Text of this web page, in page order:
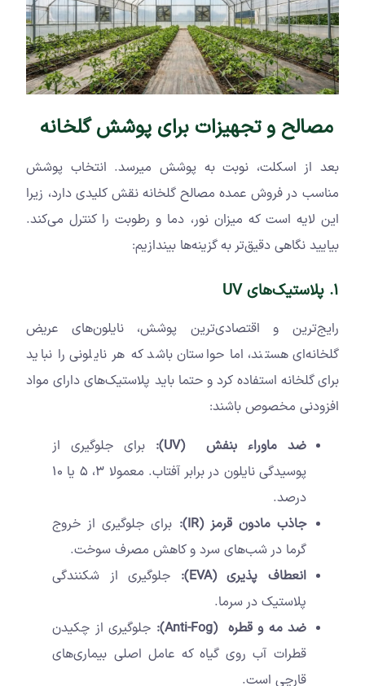
مصالح و تجهیزات برای پوشش گلخانه
بعد از اسکلت، نوبت به پوشش میرسد. انتخاب پوشش
مناسب در فروش عمده مصالح گلخانه نقش کلیدی دارد، زیرا
این لایه است که میزان نور، دما و رطوبت را کنترل می‌کند.
بیایید نگاهی دقیق‌تر به گزینه‌ها بیندازیم:
1. پلاستیک‌های UV
رایج‌ترین و اقتصادی‌ترین پوشش، نایلون‌های عریض
گلخانه‌ای هستند، اما حواستان باشد که هر نایلونی را نباید
برای گلخانه استفاده کرد و حتما باید پلاستیک‌های دارای مواد
افزودنی مخصوص باشند:
ضد ماوراء بنفش
(
UV
): برای جلوگیری از
پوسیدگی نایلون در برابر آفتاب. معمولا ۳، ۵ یا ۱۰
درصد.
جاذب مادون قرمز (
IR
): برای جلوگیری از خروج
گرما در شب‌های سرد و کاهش مصرف سوخت.
انعطاف پذیری (
EVA
): جلوگیری از شکنندگی
پلاستیک در سرما.
ضد مه و قطره (
Anti-Fog
): جلوگیری از چکیدن
قطرات آب روی گیاه که عامل اصلی بیماری‌های
قارچی است.